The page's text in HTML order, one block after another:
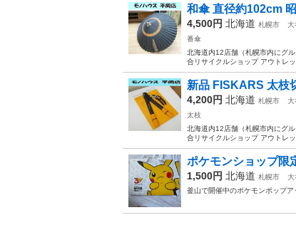
和傘 直径約102cm
4,500円 北海道 札幌市 大
番傘
北海道内12店舗（札幌市内にグ
合リサイクルショップ アウトレ
新品 FISKARS 太枝
4,200円 北海道 札幌市 大
太枝
北海道内12店舗（札幌市内にグ
合リサイクルショップ アウトレ
ポケモンショップ限
1,500円 北海道 札幌市 大
釜山で開催中のポケモンポップア